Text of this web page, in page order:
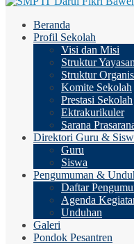
Beranda
Profil Sekolah
Visi dan Misi
Struktur Yayasan
Struktur
Komite Sekolah
Prestasi Sekolah
Ektrakurikuler
Sarana
Direktori Guru &
Guru
Siswa
Pengumuman &
Daftar
Agenda
Unduhan
Galeri
Pondok Pesantren